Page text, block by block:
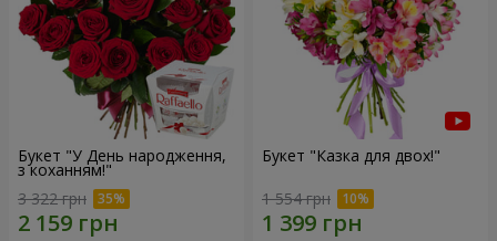
Букет "У День народження,
з коханням!"
3 322 грн
Букет "Казка для двох!"
1 554 грн